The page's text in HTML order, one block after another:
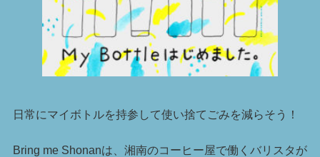
日常にマイボトルを持参して使い捨てごみを減らそう！
Bring me Shonanは、湘南のコーヒー屋で働くバリスタが